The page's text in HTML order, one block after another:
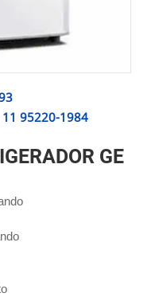
11 95220-1984
GE